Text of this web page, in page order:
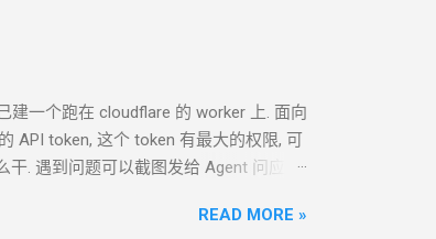
建一个跑在 cloudflare 的 worker
上. 面向
API token, 这个 token 有最大的权限, 可
干. 遇到问题可以截图发给 Agent 问应该
READ MORE »